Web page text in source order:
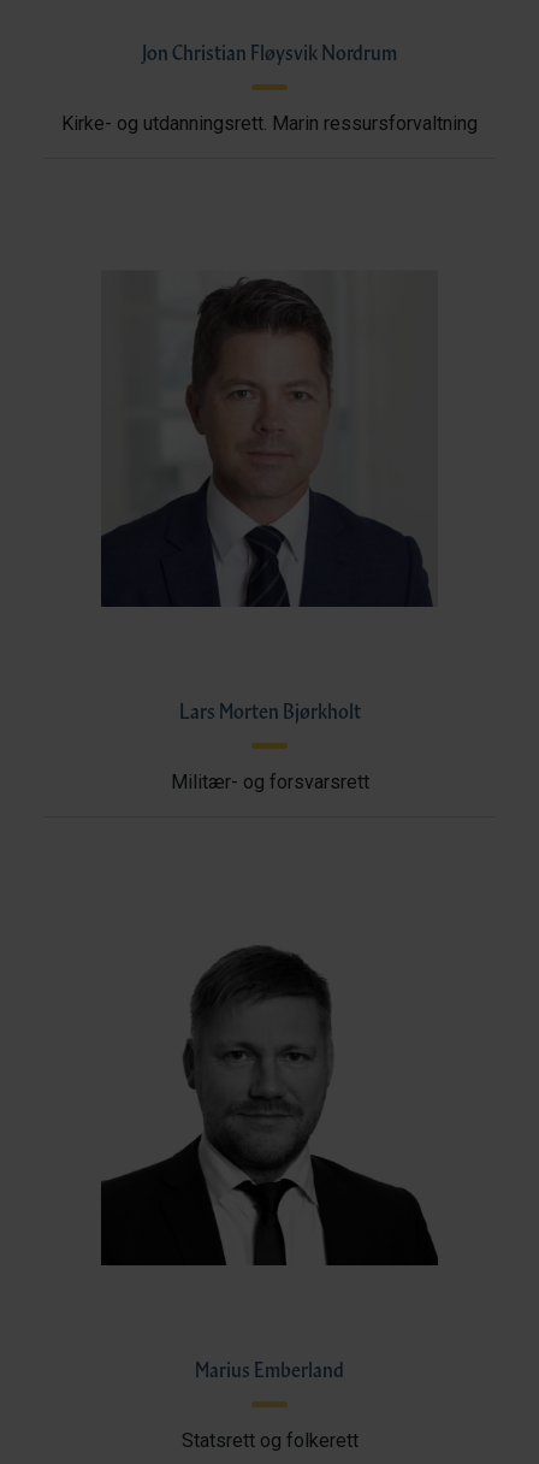
Jon Christian Fløysvik Nordrum
Kirke- og utdanningsrett. Marin ressursforvaltning
Lars Morten Bjørkholt
Militær- og forsvarsrett
Marius Emberland
Statsrett og folkerett